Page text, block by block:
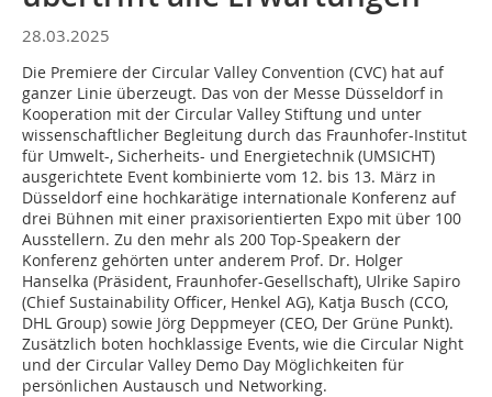
28.03.2025
Die Premiere der Circular Valley Convention (CVC) hat auf
ganzer Linie überzeugt. Das von der Messe Düsseldorf in
Kooperation mit der Circular Valley Stiftung und unter
wissenschaftlicher Begleitung durch das Fraunhofer-Institut
für Umwelt-, Sicherheits- und Energietechnik (UMSICHT)
ausgerichtete Event kombinierte vom 12. bis 13. März in
Düsseldorf eine hochkarätige internationale Konferenz auf
drei Bühnen mit einer praxisorientierten Expo mit über 100
Ausstellern. Zu den mehr als 200 Top-Speakern der
Konferenz gehörten unter anderem Prof. Dr. Holger
Hanselka (Präsident, Fraunhofer-Gesellschaft), Ulrike Sapiro
(Chief Sustainability Officer, Henkel AG), Katja Busch (CCO,
DHL Group) sowie Jörg Deppmeyer (CEO, Der Grüne Punkt).
Zusätzlich boten hochklassige Events, wie die Circular Night
und der Circular Valley Demo Day Möglichkeiten für
persönlichen Austausch und Networking.